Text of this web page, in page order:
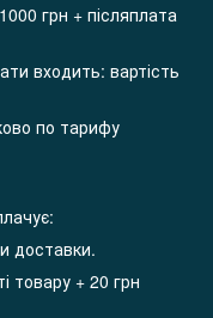
грн + післяплата
входить: вартість
по тарифу
доставки.
товару + 20 грн